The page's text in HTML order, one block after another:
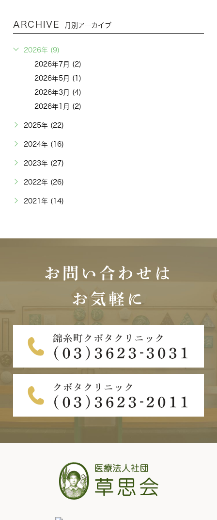
ARCHIVE 月別アーカイブ
2026年 (9)
2026年7月 (2)
2026年5月 (1)
2026年3月 (4)
2026年1月 (2)
2025年 (22)
2024年 (16)
2023年 (27)
2022年 (26)
2021年 (14)
お問い合わせは
お気軽に